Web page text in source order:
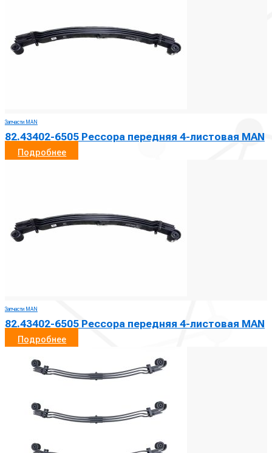
Запчасти MAN
82.43402-6505 Рессора передняя 4-листовая MAN
Подробнее
Запчасти MAN
82.43402-6505 Рессора передняя 4-листовая MAN
Подробнее